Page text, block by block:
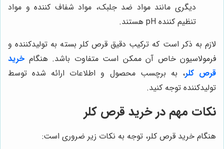
دیگری مانند مواد ضد جلبک، مواد شفاف کننده و مواد
تنظیم کننده pH هستند.
لازم به ذکر است که ترکیب دقیق قرص کلر بسته به تولیدکننده و
فرمولاسیون خاص آن ممکن است متفاوت باشد. هنگام خرید
قرص کلر، به برچسب محصول و اطلاعات ارائه شده توسط
تولیدکننده توجه کنید.
نکات مهم در خرید قرص کلر
هنگام خرید قرص کلر، توجه به نکات زیر ضروری است: